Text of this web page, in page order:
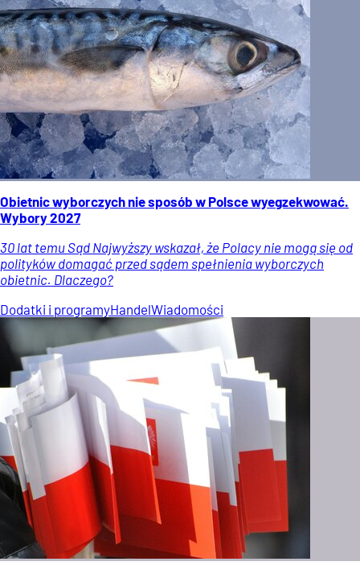
Obietnic wyborczych nie sposób w Polsce wyegzekwować.
Wybory 2027
30 lat temu Sąd Najwyższy wskazał, że Polacy nie mogą się od
polityków domagać przed sądem spełnienia wyborczych
obietnic. Dlaczego?
Dodatki i programyHandelWiadomości